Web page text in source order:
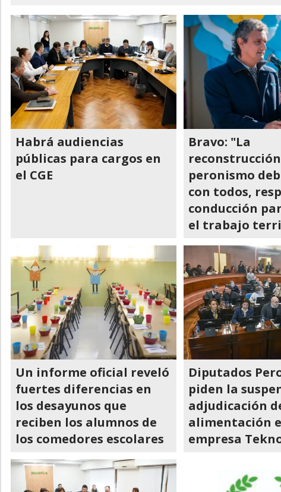
Habrá audiencias
públicas para cargos en
el CGE
Bravo: "La
peronismo
con todos,
conducción
el trabajo
Un informe oficial reveló
fuertes diferencias en
los desayunos que
reciben los alumnos de
los comedores escolares
Diputados
piden la
adjudicación
alimentación
empresa